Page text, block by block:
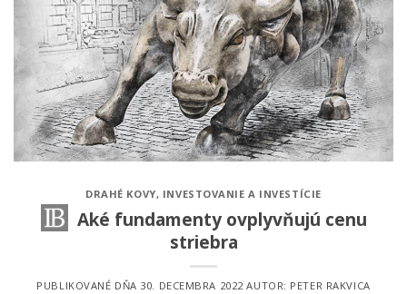
DRAHÉ KOVY, INVESTOVANIE A INVESTÍCIE
Aké fundamenty ovplyvňujú cenu
striebra
PUBLIKOVANÉ DŇA 30. DECEMBRA 2022 AUTOR: PETER RAKVICA